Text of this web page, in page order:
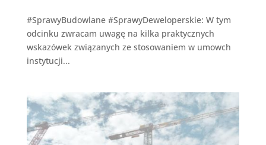
#SprawyBudowlane #SprawyDeweloperskie: W tym
odcinku zwracam uwagę na kilka praktycznych
wskazówek związanych ze stosowaniem w umowch
instytucji...